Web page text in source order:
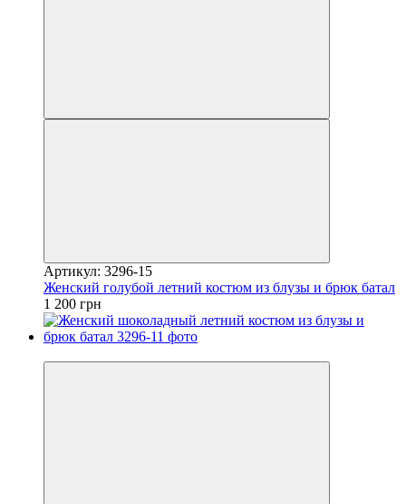
Артикул: 3296-15
Женский голубой летний костюм из блузы и брюк батал
1 200 грн